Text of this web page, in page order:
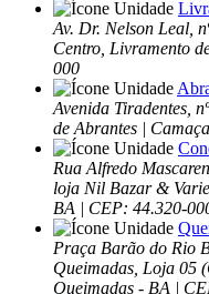
Av. Dr. Nelson Leal,
Centro, Livramento
000
Avenida Tiradentes,
de Abrantes |
Rua Alfredo
loja Nil Bazar &
BA | CEP: 44.320-
Praça Barão do Rio
Queimadas, Loja 05
Queimadas - BA |